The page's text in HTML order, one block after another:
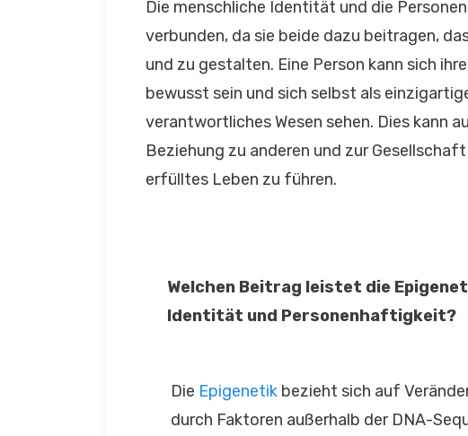
Die menschliche Identität und die
verbunden, da sie beide dazu beitragen,
und zu gestalten. Eine Person kann sich
bewusst sein und sich selbst als
verantwortliches Wesen sehen. Dies kann
Beziehung zu anderen und zur
erfülltes Leben zu führen.
Welchen Beitrag leistet die
Identität und Personenhaftigkeit?
Die Epigenetik bezieht sich auf
durch Faktoren außerhalb der DNA-